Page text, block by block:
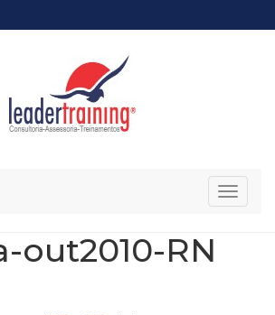
out2010-RN